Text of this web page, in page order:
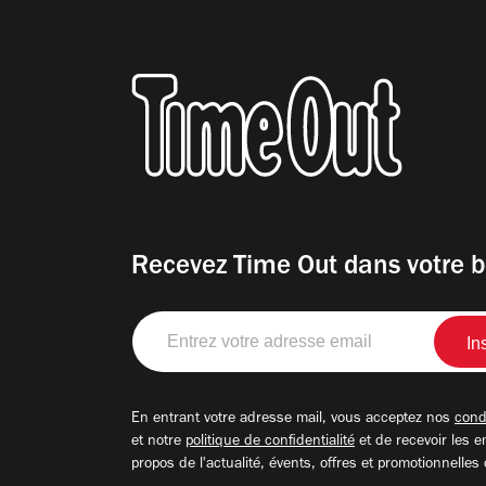
Recevez Time Out dans votre
Entrez
votre
adresse
En entrant votre adresse mail, vous acceptez nos
et notre politique de confidentialité et de recevoir les
propos de l'actualité, évents, offres et promotionnelles